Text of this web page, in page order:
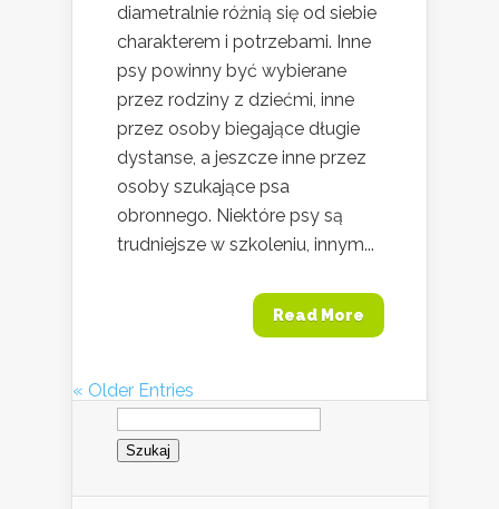
diametralnie różnią się od siebie
charakterem i potrzebami. Inne
psy powinny być wybierane
przez rodziny z dziećmi, inne
przez osoby biegające długie
dystanse, a jeszcze inne przez
osoby szukające psa
obronnego. Niektóre psy są
trudniejsze w szkoleniu, innym...
Read More
« Older Entries
Szukaj: